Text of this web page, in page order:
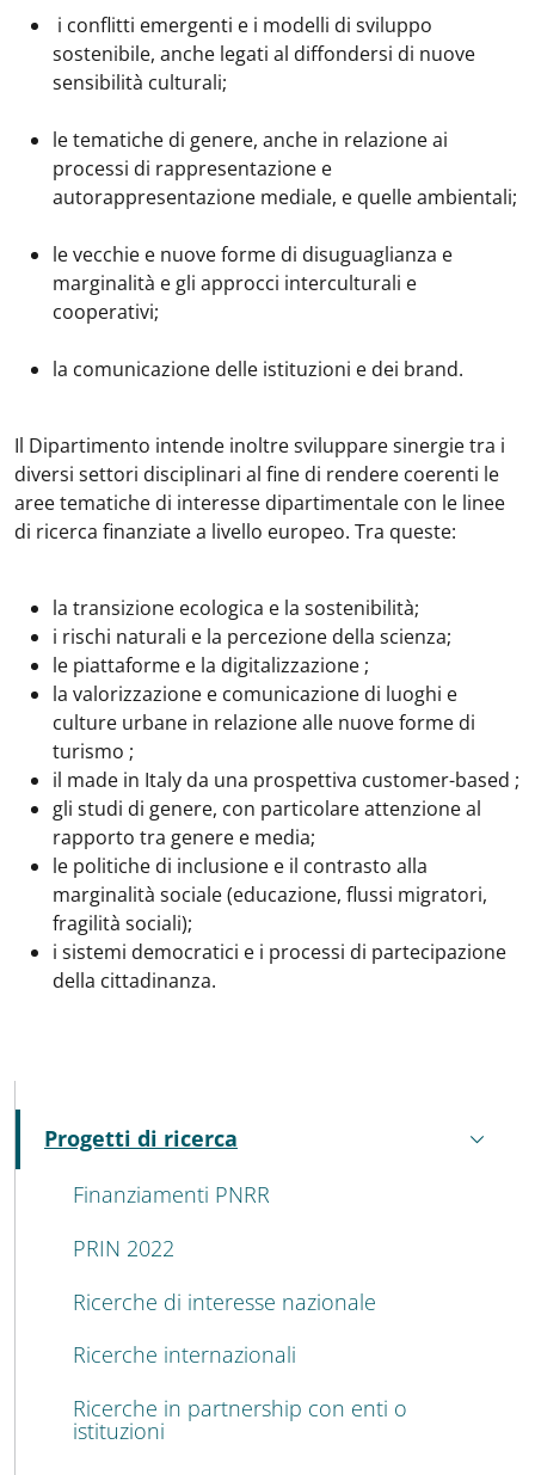
i conflitti emergenti e i modelli di sviluppo
sostenibile, anche legati al diffondersi di nuove
sensibilità culturali;
le tematiche di genere, anche in relazione ai
processi di rappresentazione e
autorappresentazione mediale, e quelle ambientali;
le vecchie e nuove forme di disuguaglianza e
marginalità e gli approcci interculturali e
cooperativi;
la comunicazione delle istituzioni e dei brand.
Il Dipartimento intende inoltre sviluppare sinergie tra i
diversi settori disciplinari al fine di rendere coerenti le
aree tematiche di interesse dipartimentale con le linee
di ricerca finanziate a livello europeo. Tra queste:
la transizione ecologica e la sostenibilità;
i rischi naturali e la percezione della scienza;
le piattaforme e la digitalizzazione ;
la valorizzazione e comunicazione di luoghi e
culture urbane in relazione alle nuove forme di
turismo ;
il made in Italy da una prospettiva customer-based ;
gli studi di genere, con particolare attenzione al
rapporto tra genere e media;
le politiche di inclusione e il contrasto alla
marginalità sociale (educazione, flussi migratori,
fragilità sociali);
i sistemi democratici e i processi di partecipazione
della cittadinanza.
MENU CEV SECOND NAVIGATION
Progetti di ricerca
Attivo
Finanziamenti PNRR
PRIN 2022
Ricerche di interesse nazionale
Ricerche internazionali
Ricerche in partnership con enti o
istituzioni